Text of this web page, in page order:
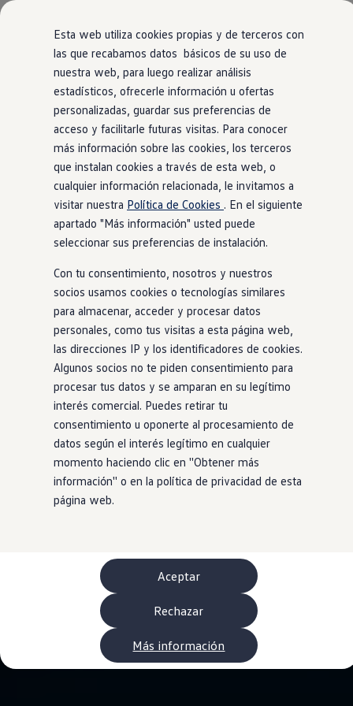
Esta web utiliza cookies propias y de terceros con
las que recabamos datos básicos de su uso de
nuestra web, para luego realizar análisis
estadísticos, ofrecerle información u ofertas
personalizadas, guardar sus preferencias de
acceso y facilitarle futuras visitas. Para conocer
más información sobre las cookies, los terceros
que instalan cookies a través de esta web, o
cualquier información relacionada, le invitamos a
visitar nuestra Política de Cookies . En el siguiente
apartado "Más información" usted puede
seleccionar sus preferencias de instalación.
Con tu consentimiento, nosotros y nuestros
socios usamos cookies o tecnologías similares
para almacenar, acceder y procesar datos
personales, como tus visitas a esta página web,
las direcciones IP y los identificadores de cookies.
Algunos socios no te piden consentimiento para
procesar tus datos y se amparan en su legítimo
interés comercial. Puedes retirar tu
consentimiento u oponerte al procesamiento de
datos según el interés legítimo en cualquier
momento haciendo clic en ''Obtener más
información'' o en la política de privacidad de esta
página web.
Aceptar
Rechazar
Más información
Ir
directamente
al contenido
Ir
directamente
al pie de
página
Nuevo ID. Polo: El eléctrico para todos
Nuevo ID. Cross 100% eléctrico
Modelos 7 plazas
Descubre el nuevo Golf GTI 50 Aniversario
Gama Deportiva
Gama SUV de Volkswagen
Ofertas y promociones
Precios Especiales
Renueva tu Volkswagen
Trae un amigo a Volkswagen Canarias
Financiación Volkswagen
Volkswagen Flex & Serenity
Renting
Vehículos de ocasión
Concursos Volkswagen
Clientes
Buscador de Concesionarios
Atención al cliente
Accesorios
Guía de mantenimiento
Información Útil
Viajar en coche
WLTP
Aceite y líquidos
EA189
Etiquetado de neumáticos UE - Volkswagen
Reciclaje Volkswagen Canarias
Servicios de mantenimiento
Garantía Volkswagen
Homologaciones y certificados de conformidad
Información sobre el apagón de redes 2G-3G
Recambios
Recambios reconstruidos
Neumáticos
Modelos antiguos
Servicio para vehículos eléctricos
myVolkswagen
Ayuda con aplicaciones y servicios digitales
Navigation Map Update
Extras digitales
Actualizaciones del software, los mapas y las
Buscar servicios para tu modelo